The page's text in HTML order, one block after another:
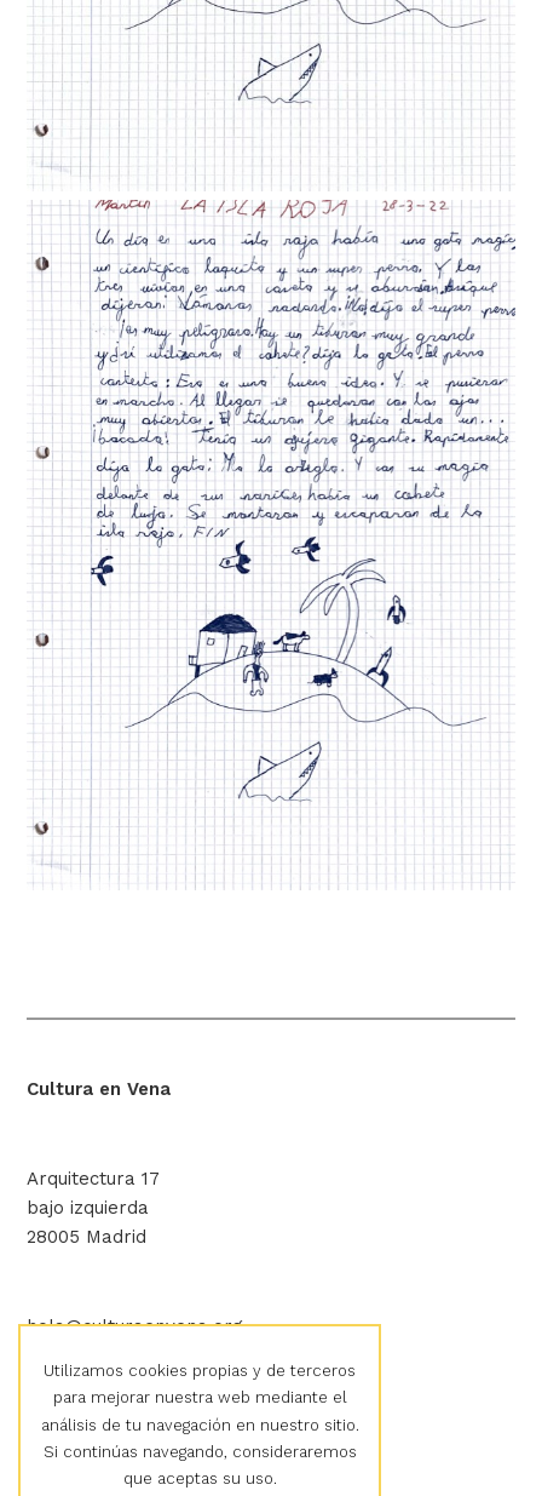
Cultura en Vena
Arquitectura 17
bajo izquierda
28005 Madrid
hola@culturaenvena.org
Aviso legal
Política de privacidad
Política de cookies
Utilizamos cookies propias y de terceros
para mejorar nuestra web mediante el
análisis de tu navegación en nuestro sitio.
Si continúas navegando, consideraremos
que aceptas su uso.